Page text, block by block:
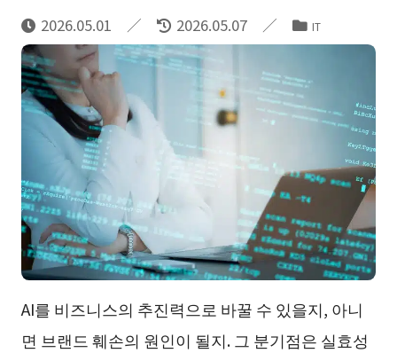
2026.05.01 2026.05.07 IT
AI를 비즈니스의 추진력으로 바꿀 수 있을지, 아니
면 브랜드 훼손의 원인이 될지. 그 분기점은 실효성